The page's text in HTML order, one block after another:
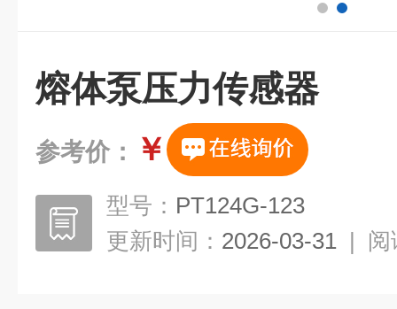
熔体泵压力传感器
参考价： ￥
型号： PT124G-123
更新时间： 2026-03-31 | 阅